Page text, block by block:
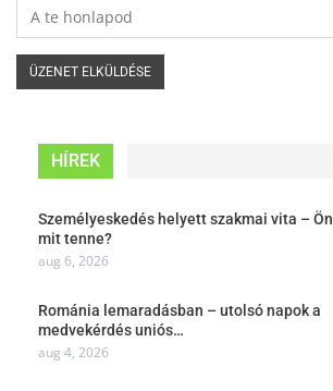
HÍREK
Személyeskedés helyett szakmai vita – Ön
mit tenne?
aug 6, 2026
Románia lemaradásban – utolsó napok a
medvekérdés uniós…
aug 4, 2026